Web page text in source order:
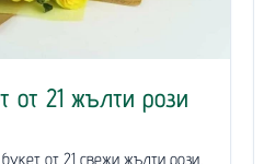
от 21 жълти рози
от 21 свежи жълти рози,